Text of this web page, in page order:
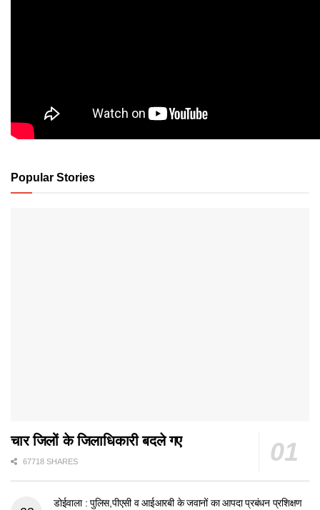
Popular Stories
चार जिलों के जिलाधिकारी बदले गए
67718 SHARES
डोईवाला : पुलिस,पीएसी व आईआरबी के जवानों का आपदा प्रबंधन प्रशिक्षण